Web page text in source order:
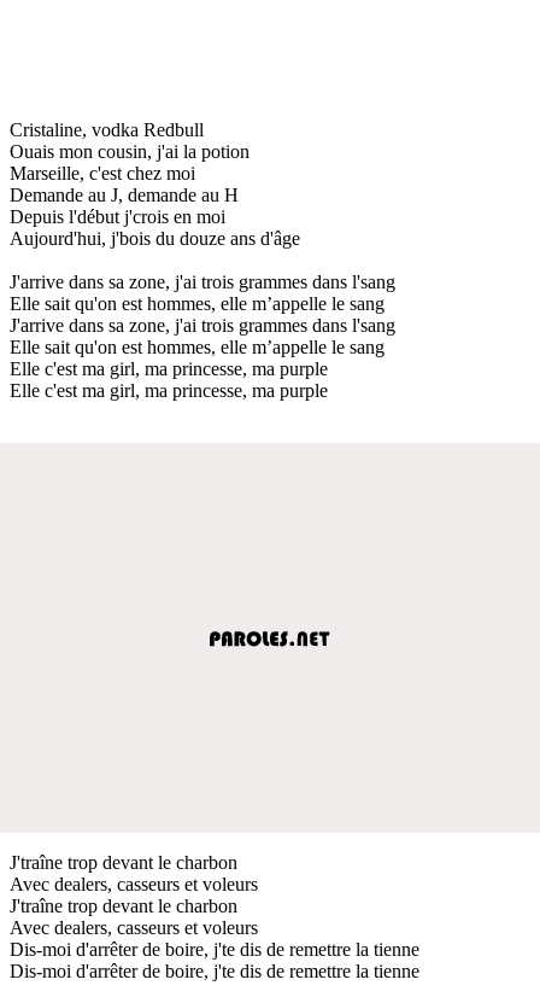
Cristaline, vodka Redbull
Ouais mon cousin, j'ai la potion
Marseille, c'est chez moi
Demande au J, demande au H
Depuis l'début j'crois en moi
Aujourd'hui, j'bois du douze ans d'âge
J'arrive dans sa zone, j'ai trois grammes dans l'sang
Elle sait qu'on est hommes, elle m’appelle le sang
J'arrive dans sa zone, j'ai trois grammes dans l'sang
Elle sait qu'on est hommes, elle m’appelle le sang
Elle c'est ma girl, ma princesse, ma purple
Elle c'est ma girl, ma princesse, ma purple
J'traîne trop devant le charbon
Avec dealers, casseurs et voleurs
J'traîne trop devant le charbon
Avec dealers, casseurs et voleurs
Dis-moi d'arrêter de boire, j'te dis de remettre la tienne
Dis-moi d'arrêter de boire, j'te dis de remettre la tienne